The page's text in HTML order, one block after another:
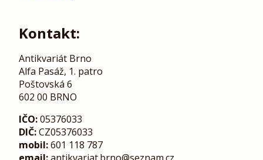
Kontakt:
Antikvariát Brno
Alfa Pasáž, 1. patro
Poštovská 6
602 00 BRNO
IČO:05376033
DIČ:CZ05376033
mobil:601 118 787